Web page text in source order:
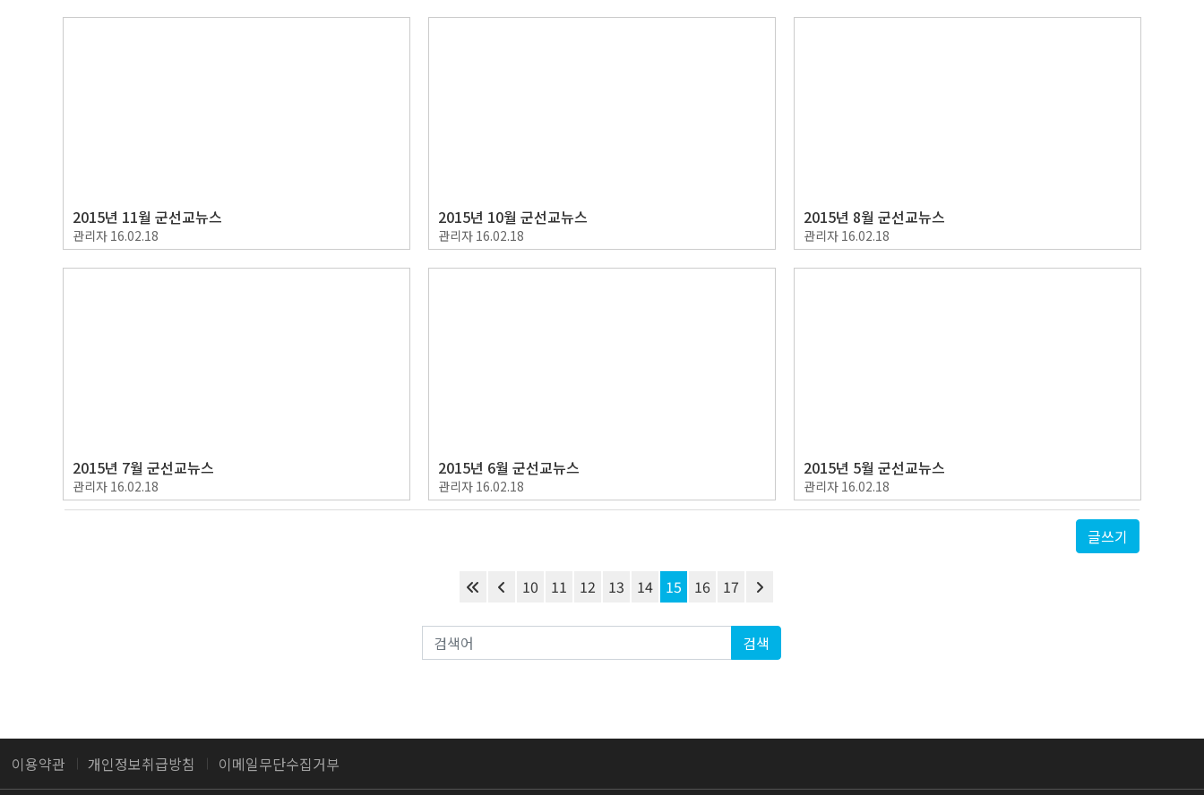
2015년 11월 군선교뉴스
관리자 16.02.18
2015년 10월 군선교뉴스
관리자 16.02.18
2015년 8월 군선교뉴스
관리자 16.02.18
2015년 7월 군선교뉴스
관리자 16.02.18
2015년 6월 군선교뉴스
관리자 16.02.18
2015년 5월 군선교뉴스
관리자 16.02.18
글쓰기
10 11 12 13 14 15 16 17
검색
이용약관 개인정보취급방침 이메일무단수집거부